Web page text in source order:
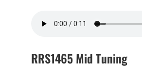
RRS1465 Mid Tuning